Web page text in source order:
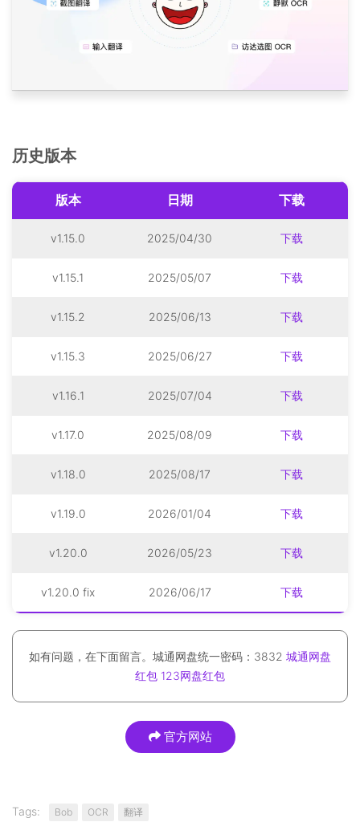
历史版本
版本 日期 下载
v1.15.0 2025/04/30 下载
v1.15.1 2025/05/07 下载
v1.15.2 2025/06/13 下载
v1.15.3 2025/06/27 下载
v1.16.1 2025/07/04 下载
v1.17.0 2025/08/09 下载
v1.18.0 2025/08/17 下载
v1.19.0 2026/01/04 下载
v1.20.0 2026/05/23 下载
v1.20.0 fix 2026/06/17 下载
如有问题，在下面留言。城通网盘统一密码：3832 城通网盘
红包 123网盘红包
官方网站
Tags: Bob OCR 翻译